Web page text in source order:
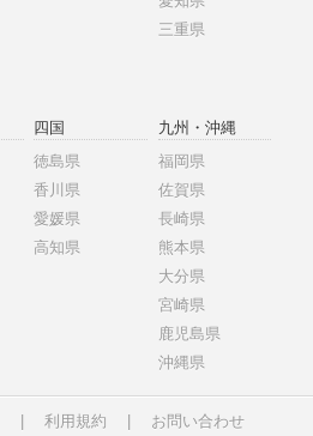
三重県
四国
徳島県
香川県
愛媛県
高知県
九州・沖縄
福岡県
佐賀県
長崎県
熊本県
大分県
宮崎県
鹿児島県
沖縄県
利用規約 お問い合わせ